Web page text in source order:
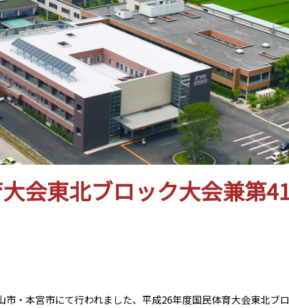
会東北ブロック大会兼第
・本宮市にて行われました、平成26年度国民体育大会東北ブ